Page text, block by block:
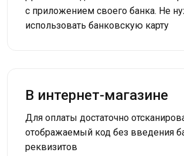
с приложением своего банка. Не
использовать банковскую карту
В интернет-магазине
Для оплаты достаточно
отображаемый код без введения
реквизитов